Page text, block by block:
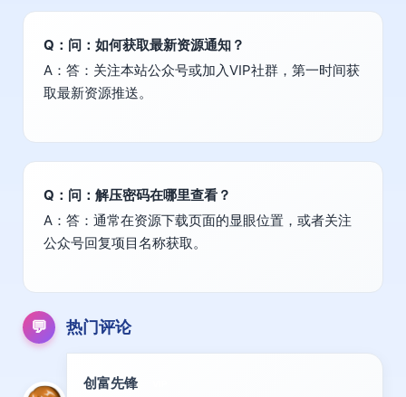
Q：问：如何获取最新资源通知？
A：答：关注本站公众号或加入VIP社群，第一时间获
取最新资源推送。
Q：问：解压密码在哪里查看？
A：答：通常在资源下载页面的显眼位置，或者关注
公众号回复项目名称获取。
💬 热门评论
创富先锋